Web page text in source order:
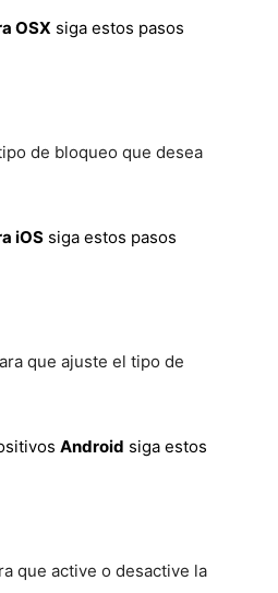
OSX siga estos pasos
de bloqueo que desea
iOS siga estos pasos
que ajuste el tipo de
Android siga estos
que active o desactive la